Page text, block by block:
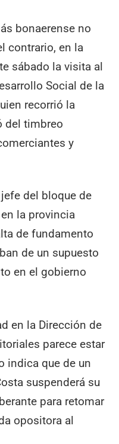
bonaerense no
contrario, en la
sábado la visita al
Social de la
recorrió la
del timbreo
y
del bloque de
la provincia
de fundamento
de un supuesto
en el gobierno
en la Dirección de
parece estar
indica que de un
suspenderá su
para retomar
opositora al